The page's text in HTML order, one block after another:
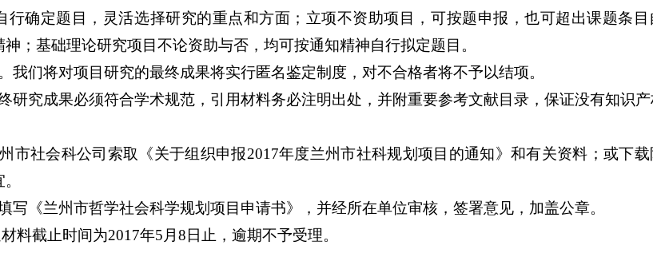
行确定题目，灵活选择研究的重点和方面；立项不资助项目，可按题申报，也可超出课题条
；基础理论研究项目不论资助与否，均可按通知精神自行拟定题目。
我们将对项目研究的最终成果将实行匿名鉴定制度，对不合格者将不予以结项。
研究成果必须符合学术规范，引用材料务必注明出处，并附重要参考文献目录，保证没有知识
市社会科公司索取《关于组织申报2017年度兰州市社科规划项目的通知》和有关资料；或下
写《兰州市哲学社会科学规划项目申请书》，并经所在单位审核，签署意见，加盖公章。
料截止时间为2017年5月8日止，逾期不予受理。